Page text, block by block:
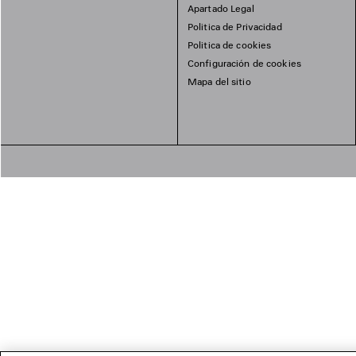
Apartado Legal
Politica de Privacidad
Politica de cookies
Configuración de cookies
Mapa del sitio